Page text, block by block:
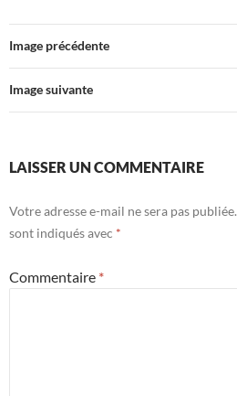
Image précédente
Image suivante
LAISSER UN COMMENTAIRE
Votre adresse e-mail ne sera pas publiée.
sont indiqués avec *
Commentaire *